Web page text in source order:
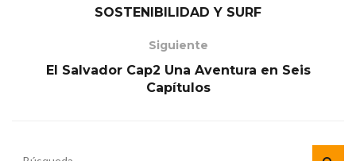
SOSTENIBILIDAD Y SURF
Siguiente
El Salvador Cap2 Una Aventura en Seis
Capítulos